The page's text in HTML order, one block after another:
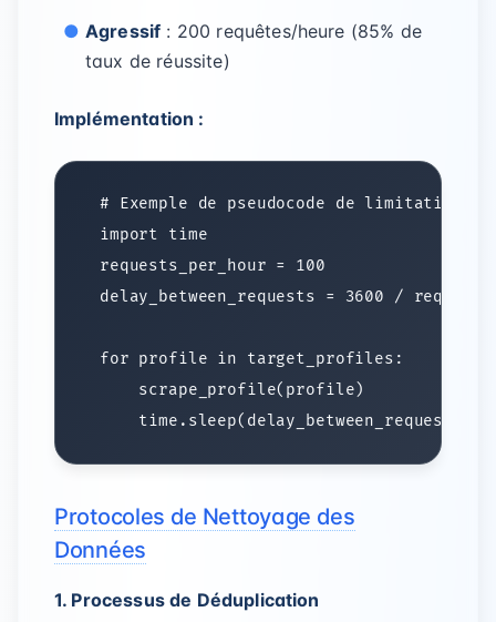
Agressif : 200 requêtes/heure (85% de
taux de réussite)
Implémentation :
Protocoles de Nettoyage des
Données
1. Processus de Déduplication